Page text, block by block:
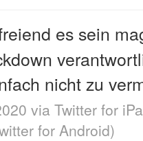
es sein
nicht zu
via Twitter for
for Android)